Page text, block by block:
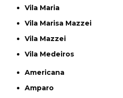
Vila Maria
Vila Marisa Mazzei
Vila Mazzei
Vila Medeiros
Americana
Amparo